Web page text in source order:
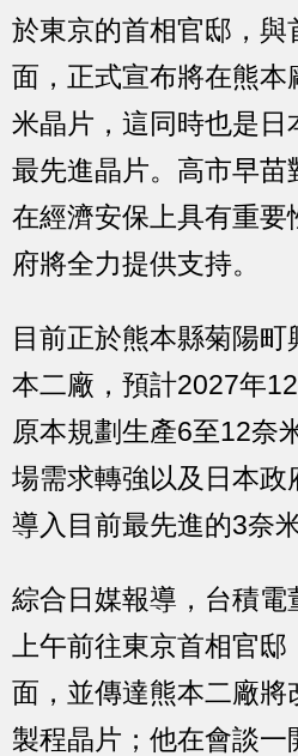
於東京的首相官邸，與
面，正式宣布將在熊本
米晶片，這同時也是日
最先進晶片。高市早苗
在經濟安保上具有重要
府將全力提供支持。
目前正於熊本縣菊陽町
本二廠，預計2027年
原本規劃生產6至12奈
場需求轉強以及日本政
導入目前最先進的3奈米
綜合日媒報導，台積電
上午前往東京首相官
面，並傳達熊本二廠將
製程晶片；他在會談